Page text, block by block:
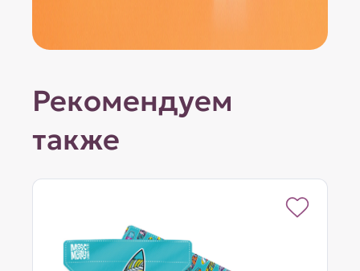
Рекомендуем
также